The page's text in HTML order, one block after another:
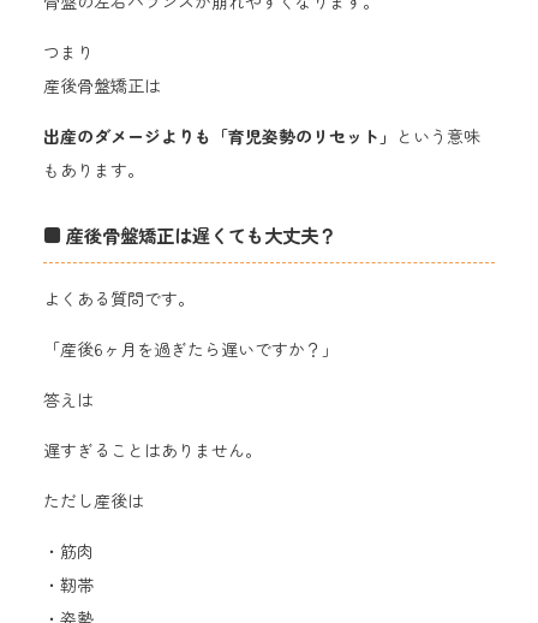
つまり
産後骨盤矯正は
出産のダメージよりも「育児姿勢のリセット」 という意味
もあります。
■ 産後骨盤矯正は遅くても大丈夫？
よくある質問です。
「産後6ヶ月を過ぎたら遅いですか？」
答えは
遅すぎることはありません。
ただし産後は
・筋肉
・靭帯
・姿勢